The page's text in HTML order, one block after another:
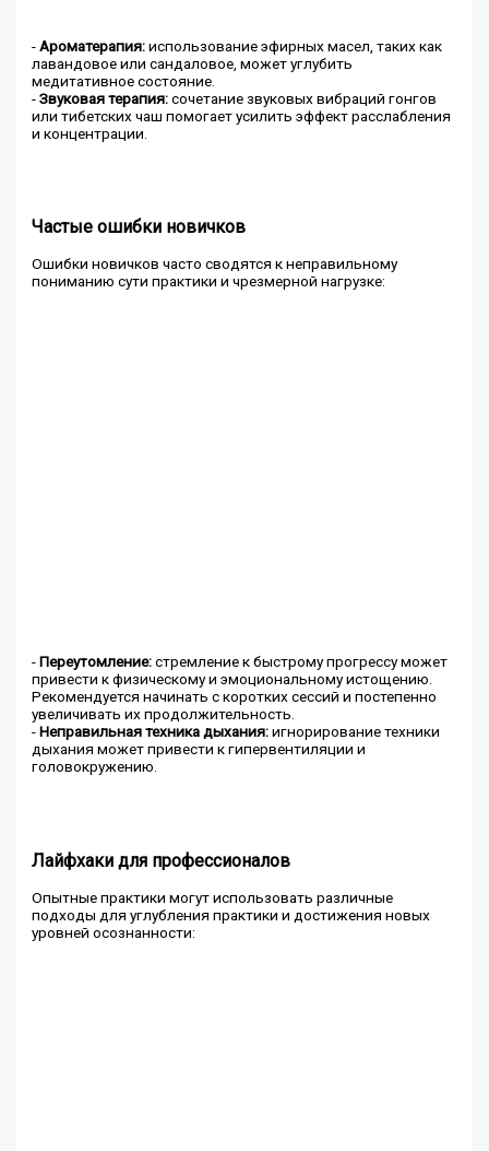
-Ароматерапия:использование эфирных масел, таких как
лавандовое или сандаловое, может углубить
медитативное состояние.
-Звуковая терапия:сочетание звуковых вибраций гонгов
или тибетских чаш помогает усилить эффект расслабления
и концентрации.
Частые ошибки новичков
Ошибки новичков часто сводятся к неправильному
пониманию сути практики и чрезмерной нагрузке:
-Переутомление:стремление к быстрому прогрессу может
привести к физическому и эмоциональному истощению.
Рекомендуется начинать с коротких сессий и постепенно
увеличивать их продолжительность.
-Неправильная техника дыхания:игнорирование техники
дыхания может привести к гипервентиляции и
головокружению.
Лайфхаки для профессионалов
Опытные практики могут использовать различные
подходы для углубления практики и достижения новых
уровней осознанности: